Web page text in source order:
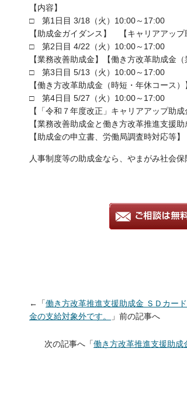
【内容】
□ 第1日目 3/18（火）10:00～17:00
【助成金ガイダンス】 【キャリアアップ
□ 第2日目 4/22（火）10:00～17:00
【業務改善助成金】【働き方改革助成金
□ 第3日目 5/13（火）10:00～17:00
【働き方改革助成金（時短・年休コース
□ 第4日目 5/27（火）10:00～17:00
【「令和７年度改正」キャリアアップ助成
【業務改善助成金と働き方改革推進支援
【助成金の申立書、労働局調査時対応等】
人事制度等の助成金なら、やまがみ社会
←「働き方改革推進支援助成金 ＳＤカー
金の支給対象外です。
」前の記事へ
次の記事へ「働き方改革推進支援助